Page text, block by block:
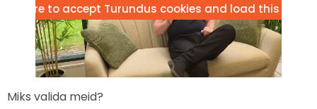
here to accept Turundus cookies and load this
Miks valida meid?